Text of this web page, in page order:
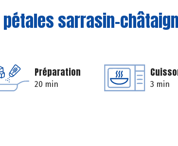
sarrasin-
Préparation
20 min 3 min